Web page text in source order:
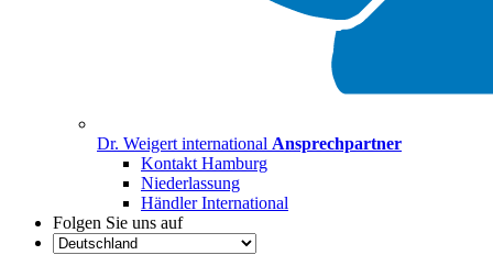
Dr. Weigert international Ansprechpartner
Kontakt Hamburg
Niederlassung
Händler International
Folgen Sie uns auf